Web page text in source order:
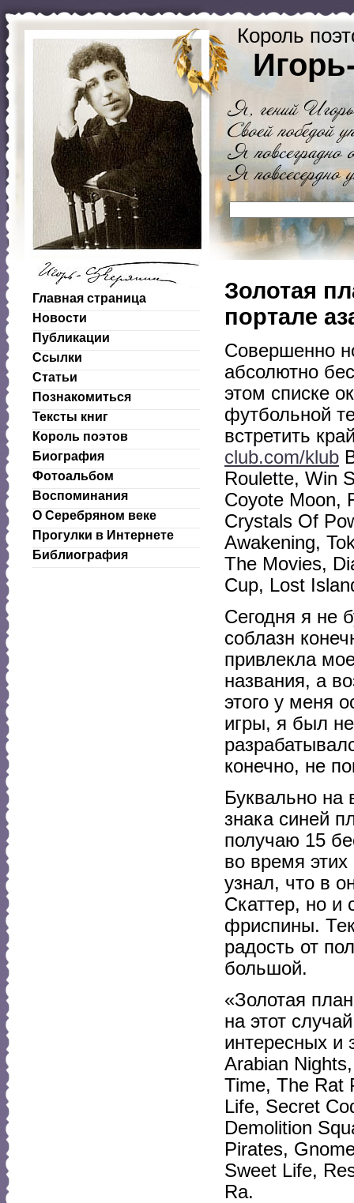
Король
Главная страница
Новости
Публикации
Ссылки
Статьи
Познакомиться
Тексты книг
Король поэтов
Биография
Фотоальбом
Воспоминания
О Серебряном веке
Прогулки в Интернете
Библиография
Золотая
портале
Совершенно
абсолютно
этом списке
футбольной
встретить
club.com/klub
Roulette, Win
Coyote Moon,
Crystals Of
Awakening,
The Movies,
Cup, Lost
Сегодня я не
соблазн
привлекла
названия, а
этого у меня
игры, я был
конечно, не
Буквально на
знака синей
получаю 15
во время
узнал, что в
Скаттер, но и
фриспины.
радость от
большой.
«Золотая
на этот
интересных и
Arabian
Time, The Rat
Life, Secret
Demolition
Pirates,
Sweet Life,
Ra.